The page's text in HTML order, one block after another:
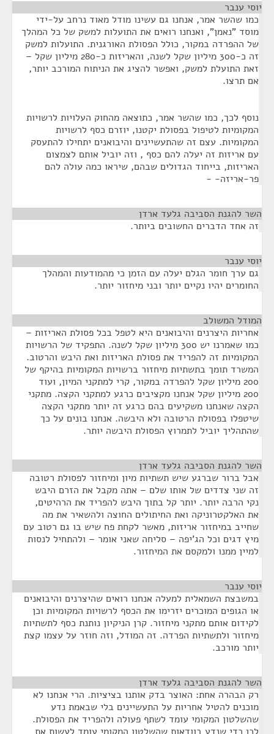
יוסי ענבר
כמו שהשר אמר, אנחנו גם עשינו מודל מאוד נרחב על-ידי
מוסד "נאמן", ואנחנו רואים את התועלות למשק של כל המהלך
של ההפרדה במקור, כולל הפסולת האורגנית. התועלות למשק
זה כ-300 מיליון שקל לשנה, והאריזות כ-280 מיליון שקל –
זאת התועלת למשק, ואפשר להציג את הניתוח המורכב יותר,
אם תרצו.
נוסף לכך, כמו שהשר אמר, כתוצאה מהחוק העלויות לרשויות
המקומיות לטיפול בפסולת יקטנו, יוזרם כסף לרשויות
המקומיות. עצם זה שהתעשיינים והיבואנים יתחילו להתעסק
עם אריזות זה יעלה להם כסף , וזה יוביל אותם לצמצום
האריזות, בייחוד הגדולים שבהם, שיראו כמה עולה להם
פר-אריזה- -
השר להגנת הסביבה גלעד ארדן
זה אחד הדברים החשובים ביותר.
יוסי ענבר
גם ערך חומר הגלם יעלה עם הזמן כי מהמודעות והמהלך
החומרים יהיו נקיים יותר ובני מיחזור יותר.
המודל המשולב
אחריות היצרנים והיבואנים היא לטפל בכל פסולת האריזות –
כמו שאמרנו יש 300 מיליון שקל לשנה. התפקיד של הרשויות
המקומיות זה להפריד את פסולת האריזות ואת היבש והרטוב.
המשרד תומך בתשתיות מיחזור ברשויות המקומיות בהיקף של
200 מיליון שקל להפרדה במקור, קרי למתקני המיון, ועוד
200 מיליון שקל אנחנו מקציבים כרגע למתקני הקצה. מתקני
הקצה שאנחנו משקיעים בהם כרגע זה יותר מתקני הקצה
שיטפלו בפסולת הרטובה ולא היבשה. אנחנו בונים על כך
שהתהליך יוביל לתמרוץ הפסולת היבשה יותר.
השר להגנת הסביבה גלעד ארדן
אבל ברור שברגע שיש תשתיות מיון ומיחזור לפסולת רטובה
זה שני צדדים של אותו שלם – אתה מקבל את הזרם היבש
נקי הרבה יותר. יותר קל בתוך היבש להפריד את הרהיטים,
את האלקטרוניקה ואת החיתולים החוצה ולהשאיר את מה
שחייב במיחזור אריזות, מאשר לקחת פח שיש בו גם רטוב עם
מיץ דגים וכל הג'יפה – סליחה שאני אומר – ולהתחיל לנסות
למיין ממנו ולמקסם את המיחזור.
יוסי ענבר
במשבצת השמאלית למעלה אנחנו רואים שהיצרנים והיבואנים
או הגופים המוכרים יזרימו את הכסף לרשויות המקומיות וכן
לקידום אותם מתקני מיחזור. קרן הניקיון נותנת כסף לתשתיות
מיחזור ולתשתיות הפרדה. זה המודל, וזה חוזר על עצמו קצת
יותר מורכב.
השר להגנת הסביבה גלעד ארדן
רק הבהרה אחת: האוצר בדק אותנו בציציות. הרי אנחנו לא
מוכנים להטיל אחריות על התעשיינים בלי שבאמת נדע
שהשלטון המקומי עומד לשתף פעולה ולהפריד את הפסולת.